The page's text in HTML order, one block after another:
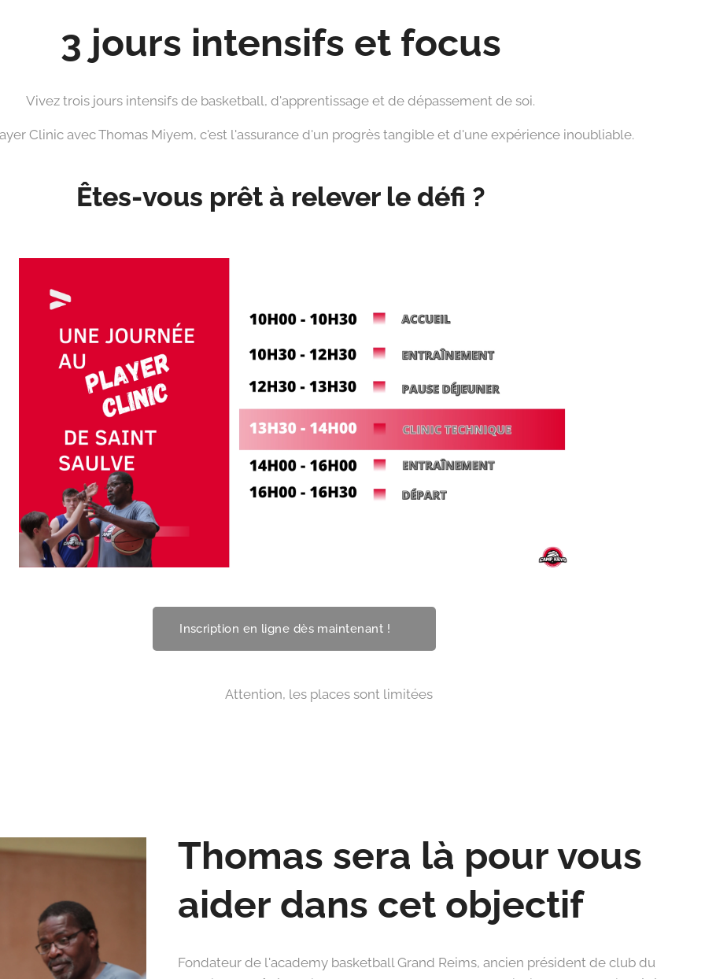
3 jours intensifs et focus
Vivez trois jours intensifs de basketball, d'apprentissage et de dépassement de soi.
Clinic avec Thomas Miyem, c'est l'assurance d'un progrès tangible et d'une expérience inoubliable.
Êtes-vous prêt à relever le défi ?
Inscription en ligne dès maintenant ! 🫵
⏰ Attention, les places sont limitées 🔥
Thomas sera là pour vous
aider dans cet objectif
Fondateur de l'academy basketball Grand Reims, ancien président de club du